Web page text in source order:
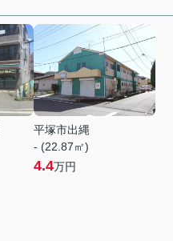
平塚市出縄
- (22.87㎡)
4.4万円